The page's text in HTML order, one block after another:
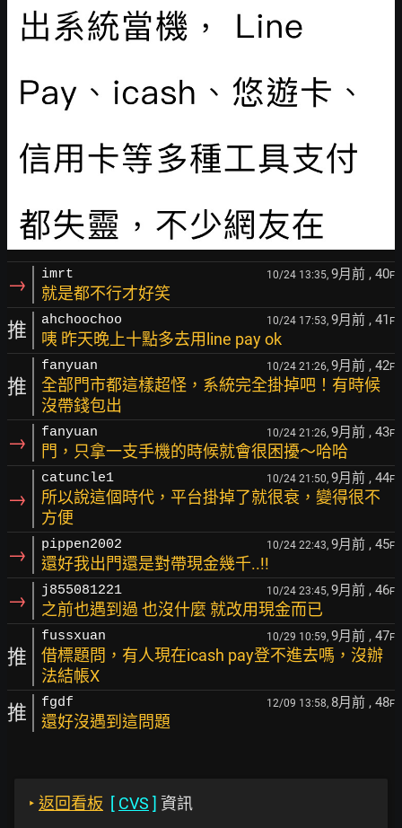
→ imrt 10/24 13:35, 9月前 , 40F
就是都不行才好笑
推 ahchoochoo 10/24 17:53, 9月前 , 41 F
咦 昨天晚上十點多去用line pay ok
推
fanyuan 10/24 21:26, 9月前 , 42F
全部門市都這樣超怪，系統完全掛掉吧！有時候
沒帶錢包出
→ fanyuan 10/24 21:26, 9月前 , 43F
門，只拿一支手機的時候就會很困擾～哈哈
→
catuncle1 10/24 21:50, 9月前 , 44F
所以說這個時代，平台掛掉了就很衰，變得很不
方便
→ pippen2002 10/24 22:43, 9月前 , 45F
還好我出門還是對帶現金幾千..!!
→ j855081221 10/24 23:45, 9月前 , 46F
之前也遇到過 也沒什麼 就改用現金而已
推
fussxuan 10/29 10:59, 9月前 , 47F
借標題問，有人現在icash pay登不進去嗎，沒辦
法結帳X
推 fgdf 12/09 13:58, 8月前 , 48F
還好沒遇到這問題
‣ 返回看板 [ CVS ] 資訊